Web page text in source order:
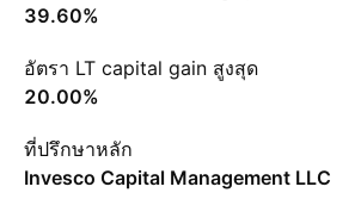
39.60%
อัตรา LT capital gain สูงสุด
20.00%
ที่ปรึกษาหลัก
Invesco Capital Management LLC